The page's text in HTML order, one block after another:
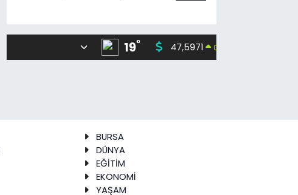
19° 47,5971 0.05
BURSA
DÜNYA
EĞİTİM
EKONOMİ
YAŞAM